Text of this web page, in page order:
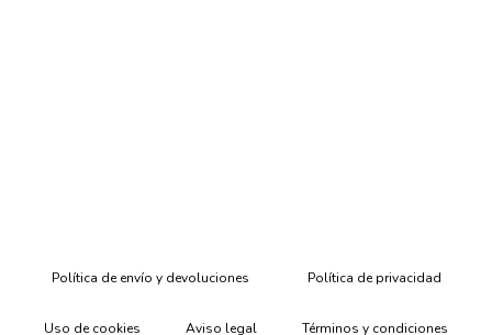
Política de envío y devoluciones Política de privacidad
Uso de cookies Aviso legal Términos y condiciones